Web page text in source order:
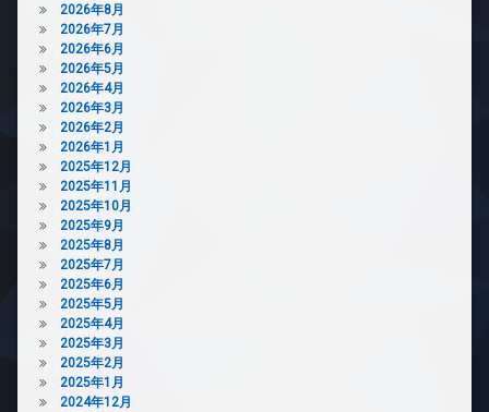
置
き
場
防
犯
カ
メ
ラ
駐
車
場
駐
輪
場
大
型
駐
車
場
宅
配
ボ
ッ
ク
ス
防
犯
カ
メ
ラ
駐
車
場
2026年8月
2026年7月
2026年6月
2026年5月
2026年4月
2026年3月
2026年2月
2026年1月
2025年12月
2025年11月
2025年10月
2025年9月
2025年8月
2025年7月
2025年6月
2025年5月
2025年4月
2025年3月
2025年2月
2025年1月
2024年12月